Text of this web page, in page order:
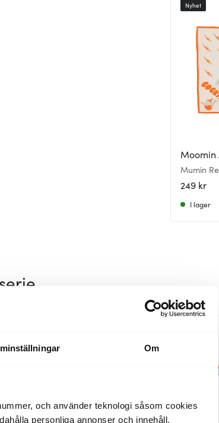
Om
och använder teknologi såsom cookies
personliga annonser och innehåll,
Moomin
Mumin
cm Party
249 kr
Nyhet
I lager